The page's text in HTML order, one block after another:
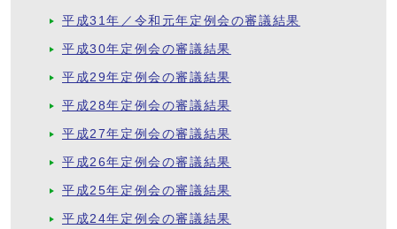
平成31年／令和元年定例会の審議結果
平成30年定例会の審議結果
平成29年定例会の審議結果
平成28年定例会の審議結果
平成27年定例会の審議結果
平成26年定例会の審議結果
平成25年定例会の審議結果
平成24年定例会の審議結果